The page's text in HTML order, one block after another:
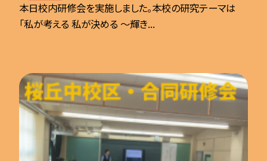
本日校内研修会を実施しました。本校の研究テーマは
「私が考える 私が決める ～輝き...